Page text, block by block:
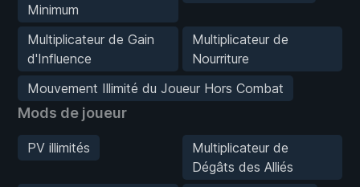
Minimum
Multiplicateur de Gain
d'Influence
Multiplicateur de
Nourriture
Mouvement Illimité du Joueur Hors Combat
Mods de joueur
PV illimités
Multiplicateur de
Dégâts des Alliés